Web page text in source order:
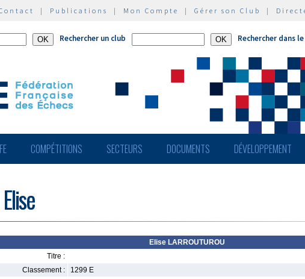
| Publications | Mon Compte | Gérer son Club |
Rechercher un club Rechercher dans
COMPÉTITIONS SECTEURS DOCUMENTS DÉVELOPPEMENT
Elise LARROUTUROU
Titre :
Classement :
1299 E